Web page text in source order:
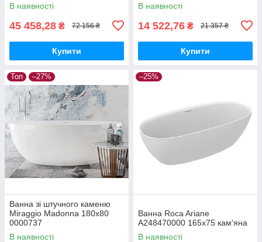
В наявності
45 458,28 ₴ 72 156 ₴
Купити
В наявності
14 522,76 ₴ 21 357 ₴
Купити
Топ –27%
Ванна зі штучного каменю
Miraggio Madonna 180х80
0000737
В наявності
–25%
Ванна Roca Ariane
A248470000 165x75 кам'яна
В наявності